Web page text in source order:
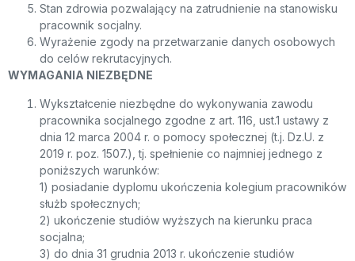
Stan zdrowia pozwalający na zatrudnienie na stanowisku
pracownik socjalny.
Wyrażenie zgody na przetwarzanie danych osobowych
do celów rekrutacyjnych.
WYMAGANIA NIEZBĘDNE
Wykształcenie niezbędne do wykonywania zawodu
pracownika socjalnego zgodne z art. 116, ust.1 ustawy z
dnia 12 marca 2004 r. o pomocy społecznej (t.j. Dz.U. z
2019 r. poz. 1507.), tj. spełnienie co najmniej jednego z
poniższych warunków:
1) posiadanie dyplomu ukończenia kolegium pracowników
służb społecznych;
2) ukończenie studiów wyższych na kierunku praca
socjalna;
3) do dnia 31 grudnia 2013 r. ukończenie studiów